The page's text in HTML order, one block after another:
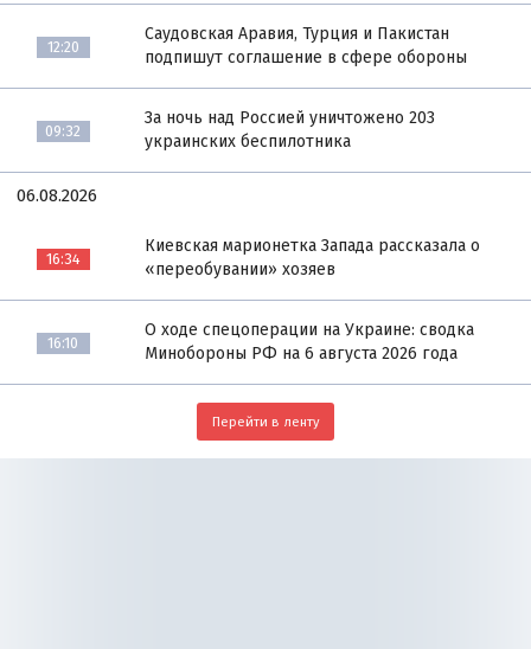
12:20
Саудовская Аравия, Турция и Пакистан
подпишут соглашение в сфере обороны
09:32
За ночь над Россией уничтожено 203
украинских беспилотника
06.08.2026
16:34
Киевская марионетка Запада рассказала о
«переобувании» хозяев
16:10
О ходе спецоперации на Украине: сводка
Минобороны РФ на 6 августа 2026 года
Перейти в ленту